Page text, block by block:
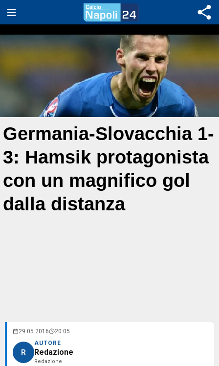
Germania-Slovacchia 1-
3: Hamsik protagonista
con un magnifico gol
dalla distanza
29.05.2016 20:05
R
AUTORE
Redazione
Redazione